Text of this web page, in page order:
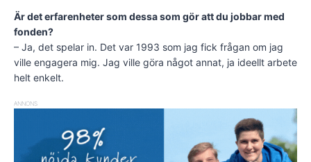
Är det erfarenheter som dessa som gör att du jobbar med
fonden?
– Ja, det spelar in. Det var 1993 som jag fick frågan om jag
ville engagera mig. Jag ville göra något annat, ja ideellt arbete
helt enkelt.
ANNONS